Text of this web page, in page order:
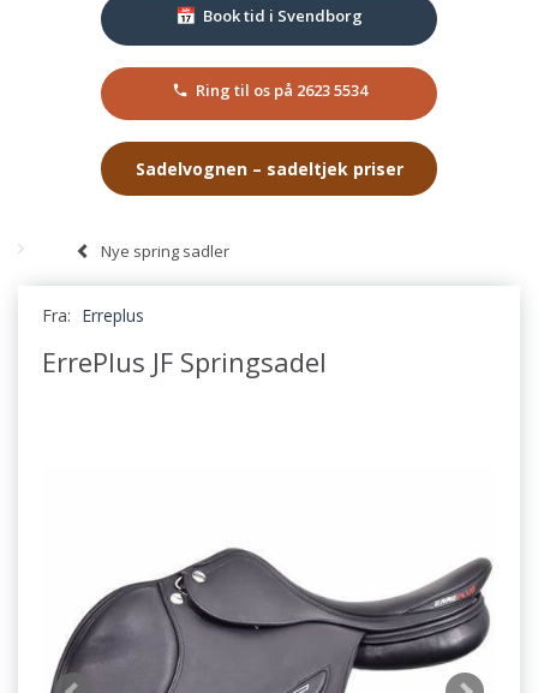
📅 Book tid i Svendborg
Ring til os på 2623 5534
Sadelvognen – sadeltjek priser
Nye spring sadler
Fra: Erreplus
ErrePlus JF Springsadel